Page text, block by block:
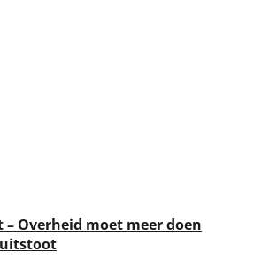
– Overheid moet meer doen
uitstoot